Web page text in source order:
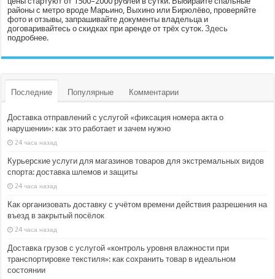
районы с метро вроде Марьино, Выхино или Бирюлёво, проверяйте
фото и отзывы, запрашивайте документы владельца и
договаривайтесь о скидках при аренде от трёх суток.Здесь
подробнее.
Последние Популярные Комментарии
Доставка отправлений с услугой «фиксация номера акта о
нарушении»: как это работает и зачем нужно
24 часа назад
Курьерские услуги для магазинов товаров для экстремальных видов
спорта: доставка шлемов и защиты
24 часа назад
Как организовать доставку с учётом времени действия разрешения на
въезд в закрытый посёлок
24 часа назад
Доставка грузов с услугой «контроль уровня влажности при
транспортировке текстиля»: как сохранить товар в идеальном
состоянии